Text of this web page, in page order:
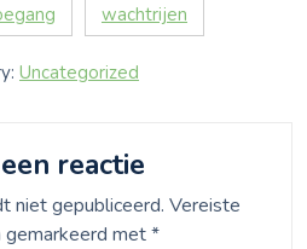
wachtrijen
Uncategorized
reactie
niet gepubliceerd. Vereiste
gemarkeerd met*